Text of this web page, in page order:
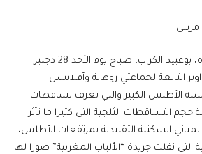
قام عامل إقليم شيشاوة، بوعبيد الكراب، صباح يوم الأحد 28 دجنبر
التابعة لجماعتي روهالة وأفلايسن
الأطلس الكبير والتي تعرف تساقطات
حجم التساقطات الثلجية التي كثيرا ما تأثر
السكنية التقليدية بمرتفعات الأطلس،
التي نقلت جريدة “الألباب المغربية” صورا لها